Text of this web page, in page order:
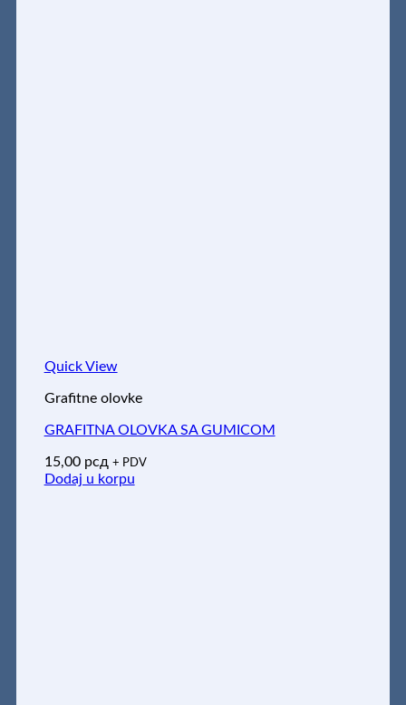
Quick View
Grafitne olovke
GRAFITNA OLOVKA SA GUMICOM
15,00 рсд + PDV
Dodaj u korpu